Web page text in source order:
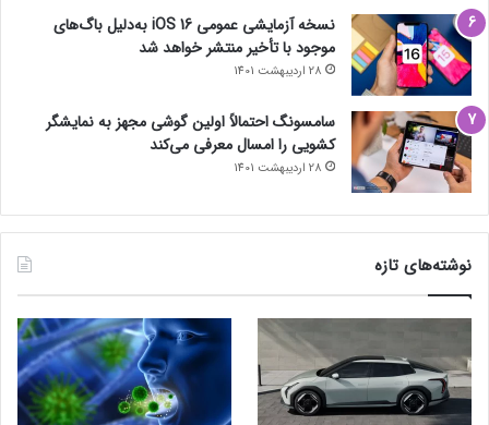
نسخه آزمایشی عمومی iOS 16 به‌دلیل باگ‌های
موجود با تأخیر منتشر خواهد شد
28 اردیبهشت 1401
سامسونگ احتمالاً اولین گوشی مجهز به نمایشگر
کشویی را امسال معرفی می‌کند
28 اردیبهشت 1401
نوشته‌های تازه